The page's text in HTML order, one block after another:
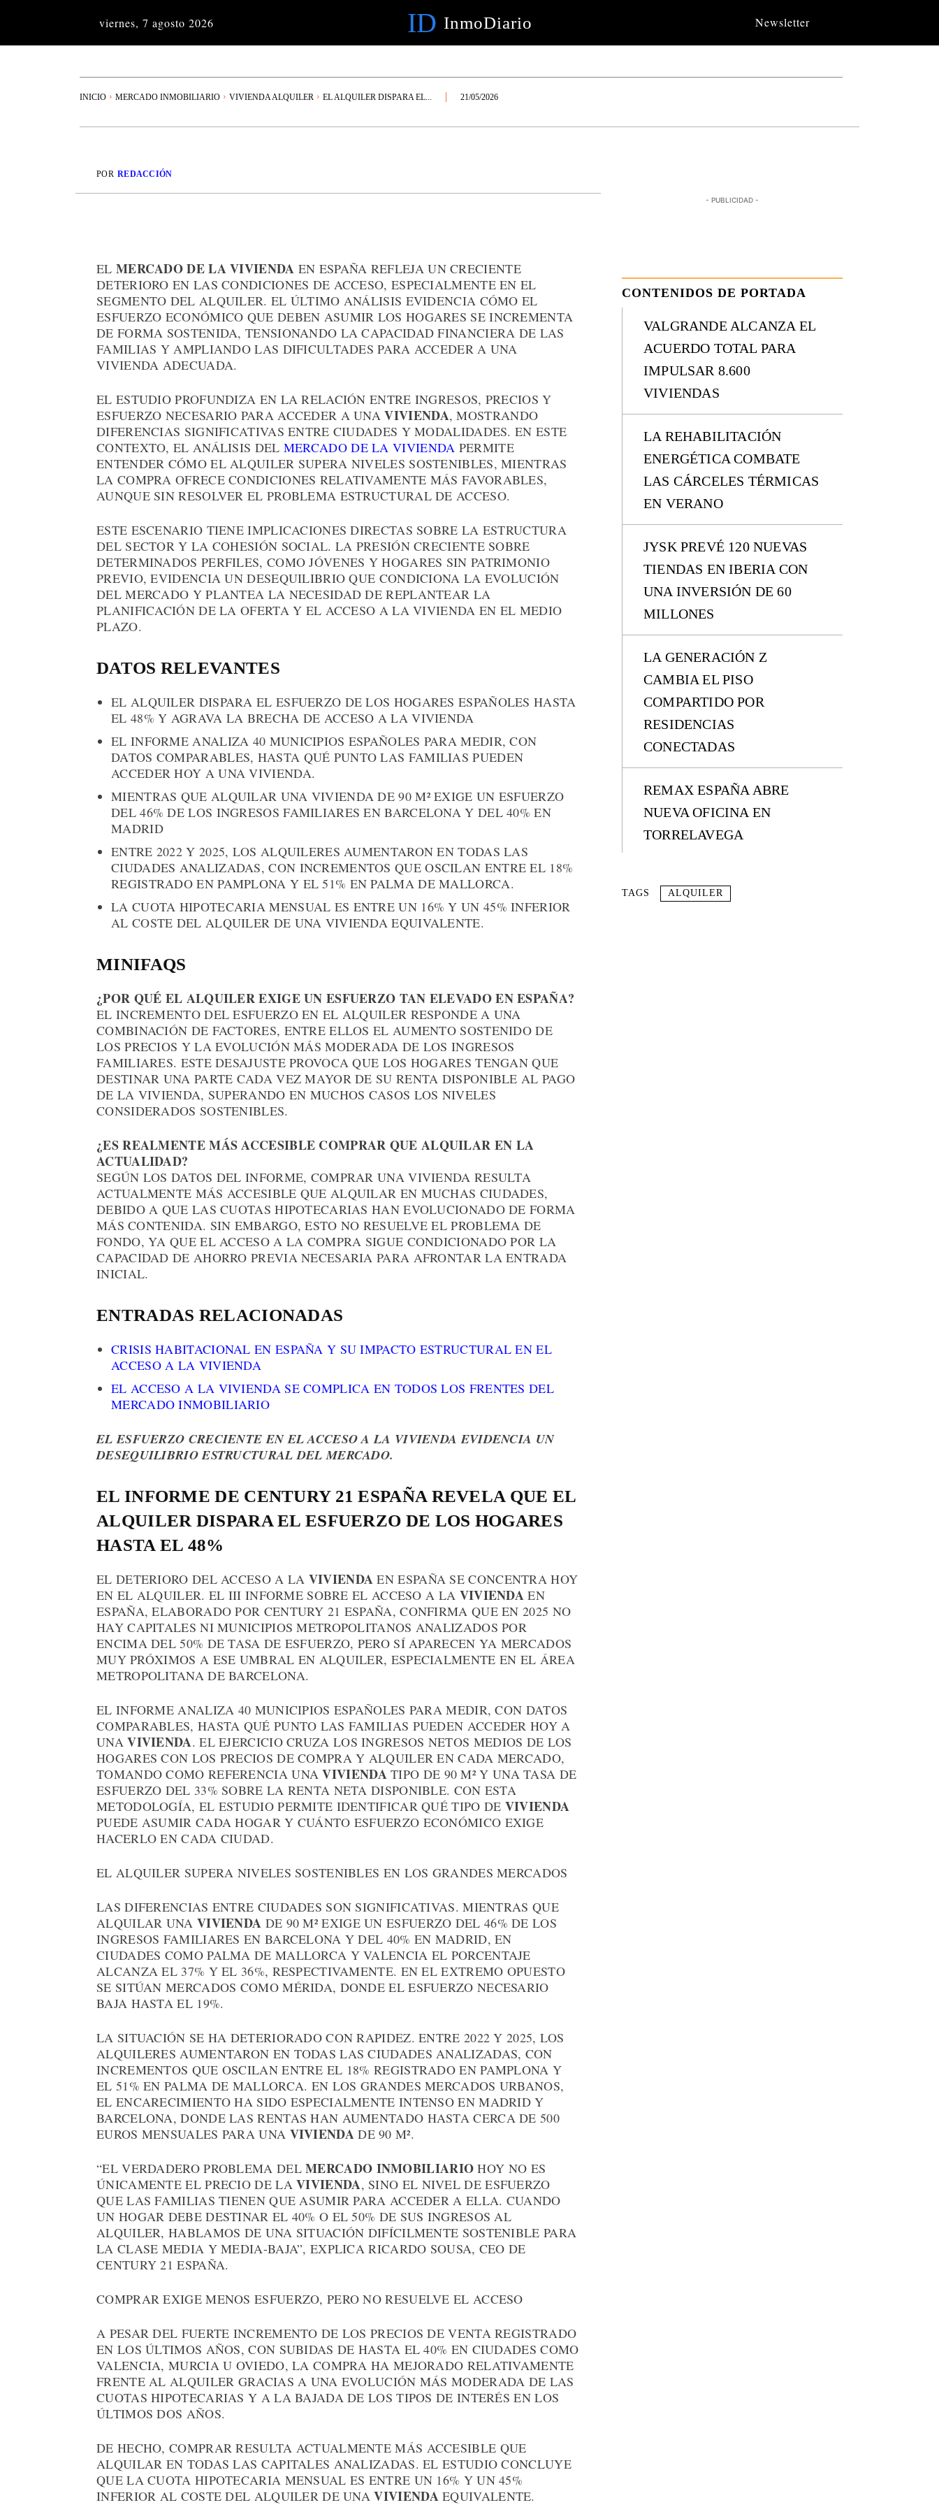
viernes, 7 agosto 2026 ID InmoDiario Newsletter
INICIO MERCADO INMOBILIARIO VIVIENDA ALQUILER EL ALQUILER DISPARA EL... 21/05/2026
POR REDACCIÓN
EL MERCADO DE LA VIVIENDA EN ESPAÑA REFLEJA UN CRECIENTE
DETERIORO EN LAS CONDICIONES DE ACCESO, ESPECIALMENTE EN EL
SEGMENTO DEL ALQUILER. EL ÚLTIMO ANÁLISIS EVIDENCIA CÓMO EL
ESFUERZO ECONÓMICO QUE DEBEN ASUMIR LOS HOGARES SE INCREMENTA
DE FORMA SOSTENIDA, TENSIONANDO LA CAPACIDAD FINANCIERA DE LAS
FAMILIAS Y AMPLIANDO LAS DIFICULTADES PARA ACCEDER A UNA
VIVIENDA ADECUADA.
EL ESTUDIO PROFUNDIZA EN LA RELACIÓN ENTRE INGRESOS, PRECIOS Y
ESFUERZO NECESARIO PARA ACCEDER A UNAVIVIENDA, MOSTRANDO
DIFERENCIAS SIGNIFICATIVAS ENTRE CIUDADES Y MODALIDADES. EN ESTE
CONTEXTO, EL ANÁLISIS DEL MERCADO DE LA VIVIENDA PERMITE
ENTENDER CÓMO EL ALQUILER SUPERA NIVELES SOSTENIBLES, MIENTRAS
LA COMPRA OFRECE CONDICIONES RELATIVAMENTE MÁS FAVORABLES,
AUNQUE SIN RESOLVER EL PROBLEMA ESTRUCTURAL DE ACCESO.
ESTE ESCENARIO TIENE IMPLICACIONES DIRECTAS SOBRE LA ESTRUCTURA
DEL SECTOR Y LA COHESIÓN SOCIAL. LA PRESIÓN CRECIENTE SOBRE
DETERMINADOS PERFILES, COMO JÓVENES Y HOGARES SIN PATRIMONIO
PREVIO, EVIDENCIA UN DESEQUILIBRIO QUE CONDICIONA LA EVOLUCIÓN
DEL MERCADO Y PLANTEA LA NECESIDAD DE REPLANTEAR LA
PLANIFICACIÓN DE LA OFERTA Y EL ACCESO A LA VIVIENDA EN EL MEDIO
PLAZO.
DATOS RELEVANTES
EL ALQUILER DISPARA EL ESFUERZO DE LOS HOGARES ESPAÑOLES HASTA
EL 48% Y AGRAVA LA BRECHA DE ACCESO A LA VIVIENDA
EL INFORME ANALIZA 40 MUNICIPIOS ESPAÑOLES PARA MEDIR, CON
DATOS COMPARABLES, HASTA QUÉ PUNTO LAS FAMILIAS PUEDEN
ACCEDER HOY A UNA VIVIENDA.
MIENTRAS QUE ALQUILAR UNA VIVIENDA DE 90 M² EXIGE UN ESFUERZO
DEL 46% DE LOS INGRESOS FAMILIARES EN BARCELONA Y DEL 40% EN
MADRID
ENTRE 2022 Y 2025, LOS ALQUILERES AUMENTARON EN TODAS LAS
CIUDADES ANALIZADAS, CON INCREMENTOS QUE OSCILAN ENTRE EL 18%
REGISTRADO EN PAMPLONA Y EL 51% EN PALMA DE MALLORCA.
LA CUOTA HIPOTECARIA MENSUAL ES ENTRE UN 16% Y UN 45% INFERIOR
AL COSTE DEL ALQUILER DE UNA VIVIENDA EQUIVALENTE.
MINIFAQS
¿POR QUÉ EL ALQUILER EXIGE UN ESFUERZO TAN ELEVADO EN ESPAÑA?
EL INCREMENTO DEL ESFUERZO EN EL ALQUILER RESPONDE A UNA
COMBINACIÓN DE FACTORES, ENTRE ELLOS EL AUMENTO SOSTENIDO DE
LOS PRECIOS Y LA EVOLUCIÓN MÁS MODERADA DE LOS INGRESOS
FAMILIARES. ESTE DESAJUSTE PROVOCA QUE LOS HOGARES TENGAN QUE
DESTINAR UNA PARTE CADA VEZ MAYOR DE SU RENTA DISPONIBLE AL PAGO
DE LA VIVIENDA, SUPERANDO EN MUCHOS CASOS LOS NIVELES
CONSIDERADOS SOSTENIBLES.
¿ES REALMENTE MÁS ACCESIBLE COMPRAR QUE ALQUILAR EN LA
ACTUALIDAD?
SEGÚN LOS DATOS DEL INFORME, COMPRAR UNA VIVIENDA RESULTA
ACTUALMENTE MÁS ACCESIBLE QUE ALQUILAR EN MUCHAS CIUDADES,
DEBIDO A QUE LAS CUOTAS HIPOTECARIAS HAN EVOLUCIONADO DE FORMA
MÁS CONTENIDA. SIN EMBARGO, ESTO NO RESUELVE EL PROBLEMA DE
FONDO, YA QUE EL ACCESO A LA COMPRA SIGUE CONDICIONADO POR LA
CAPACIDAD DE AHORRO PREVIA NECESARIA PARA AFRONTAR LA ENTRADA
INICIAL.
ENTRADAS RELACIONADAS
CRISIS HABITACIONAL EN ESPAÑA Y SU IMPACTO ESTRUCTURAL EN EL
ACCESO A LA VIVIENDA
EL ACCESO A LA VIVIENDA SE COMPLICA EN TODOS LOS FRENTES DEL
MERCADO INMOBILIARIO
EL ESFUERZO CRECIENTE EN EL ACCESO A LA VIVIENDA EVIDENCIA UN
DESEQUILIBRIO ESTRUCTURAL DEL MERCADO.
EL INFORME DE CENTURY 21 ESPAÑA REVELA QUE EL
ALQUILER DISPARA EL ESFUERZO DE LOS HOGARES
HASTA EL 48%
EL DETERIORO DEL ACCESO A LA VIVIENDA EN ESPAÑA SE CONCENTRA HOY
EN EL ALQUILER. EL III INFORME SOBRE EL ACCESO A LA VIVIENDA EN
ESPAÑA, ELABORADO POR CENTURY 21 ESPAÑA, CONFIRMA QUE EN 2025 NO
HAY CAPITALES NI MUNICIPIOS METROPOLITANOS ANALIZADOS POR
ENCIMA DEL 50% DE TASA DE ESFUERZO, PERO SÍ APARECEN YA MERCADOS
MUY PRÓXIMOS A ESE UMBRAL EN ALQUILER, ESPECIALMENTE EN EL ÁREA
METROPOLITANA DE BARCELONA.
EL INFORME ANALIZA 40 MUNICIPIOS ESPAÑOLES PARA MEDIR, CON DATOS
COMPARABLES, HASTA QUÉ PUNTO LAS FAMILIAS PUEDEN ACCEDER HOY A
UNAVIVIENDA. EL EJERCICIO CRUZA LOS INGRESOS NETOS MEDIOS DE LOS
HOGARES CON LOS PRECIOS DE COMPRA Y ALQUILER EN CADA MERCADO,
TOMANDO COMO REFERENCIA UNAVIVIENDATIPO DE 90 M² Y UNA TASA DE
ESFUERZO DEL 33% SOBRE LA RENTA NETA DISPONIBLE. CON ESTA
METODOLOGÍA, EL ESTUDIO PERMITE IDENTIFICAR QUÉ TIPO DE VIVIENDA
PUEDE ASUMIR CADA HOGAR Y CUÁNTO ESFUERZO ECONÓMICO EXIGE
HACERLO EN CADA CIUDAD.
EL ALQUILER SUPERA NIVELES SOSTENIBLES EN LOS GRANDES MERCADOS
LAS DIFERENCIAS ENTRE CIUDADES SON SIGNIFICATIVAS. MIENTRAS QUE
ALQUILAR UNA VIVIENDA DE 90 M² EXIGE UN ESFUERZO DEL 46% DE LOS
INGRESOS FAMILIARES EN BARCELONA Y DEL 40% EN MADRID, EN
CIUDADES COMO PALMA DE MALLORCA Y VALENCIA EL PORCENTAJE
ALCANZA EL 37% Y EL 36%, RESPECTIVAMENTE. EN EL EXTREMO OPUESTO
SE SITÚAN MERCADOS COMO MÉRIDA, DONDE EL ESFUERZO NECESARIO
BAJA HASTA EL 19%.
LA SITUACIÓN SE HA DETERIORADO CON RAPIDEZ. ENTRE 2022 Y 2025, LOS
ALQUILERES AUMENTARON EN TODAS LAS CIUDADES ANALIZADAS, CON
INCREMENTOS QUE OSCILAN ENTRE EL 18% REGISTRADO EN PAMPLONA Y
EL 51% EN PALMA DE MALLORCA. EN LOS GRANDES MERCADOS URBANOS,
EL ENCARECIMIENTO HA SIDO ESPECIALMENTE INTENSO EN MADRID Y
BARCELONA, DONDE LAS RENTAS HAN AUMENTADO HASTA CERCA DE 500
EUROS MENSUALES PARA UNA VIVIENDADE 90 M².
“EL VERDADERO PROBLEMA DELMERCADO INMOBILIARIO HOY NO ES
ÚNICAMENTE EL PRECIO DE LAVIVIENDA, SINO EL NIVEL DE ESFUERZO
QUE LAS FAMILIAS TIENEN QUE ASUMIR PARA ACCEDER A ELLA. CUANDO
UN HOGAR DEBE DESTINAR EL 40% O EL 50% DE SUS INGRESOS AL
ALQUILER, HABLAMOS DE UNA SITUACIÓN DIFÍCILMENTE SOSTENIBLE PARA
LA CLASE MEDIA Y MEDIA-BAJA”, EXPLICA RICARDO SOUSA, CEO DE
CENTURY 21 ESPAÑA.
COMPRAR EXIGE MENOS ESFUERZO, PERO NO RESUELVE EL ACCESO
A PESAR DEL FUERTE INCREMENTO DE LOS PRECIOS DE VENTA REGISTRADO
EN LOS ÚLTIMOS AÑOS, CON SUBIDAS DE HASTA EL 40% EN CIUDADES COMO
VALENCIA, MURCIA U OVIEDO, LA COMPRA HA MEJORADO RELATIVAMENTE
FRENTE AL ALQUILER GRACIAS A UNA EVOLUCIÓN MÁS MODERADA DE LAS
CUOTAS HIPOTECARIAS Y A LA BAJADA DE LOS TIPOS DE INTERÉS EN LOS
ÚLTIMOS DOS AÑOS.
DE HECHO, COMPRAR RESULTA ACTUALMENTE MÁS ACCESIBLE QUE
ALQUILAR EN TODAS LAS CAPITALES ANALIZADAS. EL ESTUDIO CONCLUYE
QUE LA CUOTA HIPOTECARIA MENSUAL ES ENTRE UN 16% Y UN 45%
INFERIOR AL COSTE DEL ALQUILER DE UNAVIVIENDAEQUIVALENTE.
- PUBLICIDAD -
CONTENIDOS DE PORTADA
VALGRANDE ALCANZA EL
ACUERDO TOTAL PARA
IMPULSAR 8.600
VIVIENDAS
LA REHABILITACIÓN
ENERGÉTICA COMBATE
LAS CÁRCELES TÉRMICAS
EN VERANO
JYSK PREVÉ 120 NUEVAS
TIENDAS EN IBERIA CON
UNA INVERSIÓN DE 60
MILLONES
LA GENERACIÓN Z
CAMBIA EL PISO
COMPARTIDO POR
RESIDENCIAS
CONECTADAS
REMAX ESPAÑA ABRE
NUEVA OFICINA EN
TORRELAVEGA
TAGS ALQUILER